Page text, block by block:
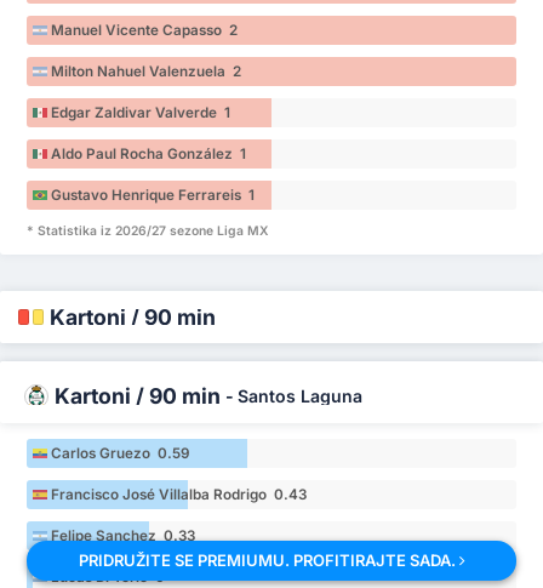
Manuel Vicente Capasso 2
Milton Nahuel Valenzuela 2
Edgar Zaldivar Valverde 1
Aldo Paul Rocha González 1
Gustavo Henrique Ferrareis 1
* Statistika iz 2026/27 sezone Liga MX
Kartoni / 90 min
Kartoni / 90 min - Santos Laguna
Carlos Gruezo 0.59
Francisco José Villalba Rodrigo 0.43
Felipe Sanchez 0.33
Lucas Di Yorio 0
PRIDRUŽITE SE PREMIUMU. PROFITIRAJTE SADA.